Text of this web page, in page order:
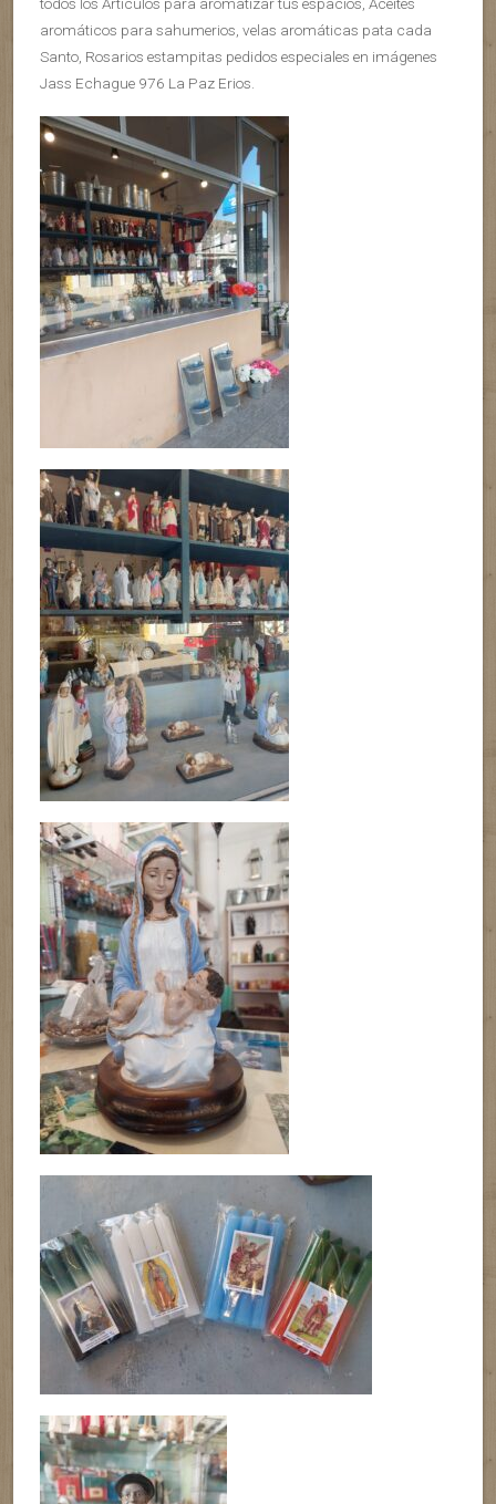
aromáticos para sahumerios, velas aromáticas pata cada
Santo, Rosarios estampitas pedidos especiales en imágenes
Jass Echague 976 La Paz Erios.